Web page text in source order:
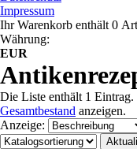
Impressum
Ihr Warenkorb enthält 0
Währung:
EUR
Die Liste enthält 1 Eintrag.
Gesamtbestand anzeigen.
Anzeige: